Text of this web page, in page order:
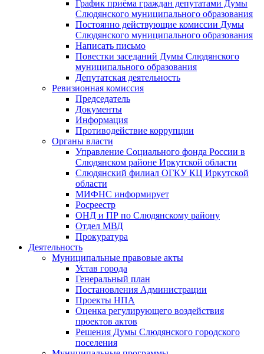
График приёма граждан депутатами Думы
Слюдянского муниципального образования
Постоянно действующие комиссии Думы
Слюдянского муниципального образования
Написать письмо
Повестки заседаний Думы Слюдянского
муниципального образования
Депутатская деятельность
Ревизионная комиссия
Председатель
Документы
Информация
Противодействие коррупции
Органы власти
Управление Социального фонда России в
Слюдянском районе Иркутской области
Слюдянский филиал ОГКУ КЦ Иркутской
области
МИФНС информирует
Росреестр
ОНД и ПР по Слюдянскому району
Отдел МВД
Прокуратура
Деятельность
Муниципальные правовые акты
Устав города
Генеральный план
Постановления Администрации
Проекты НПА
Оценка регулирующего воздействия
проектов актов
Решения Думы Слюдянского городского
поселения